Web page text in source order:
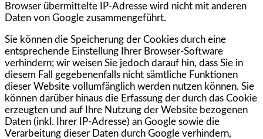
Browser übermittelte IP-Adresse wird nicht mit anderen
Daten von Google zusammengeführt.
Sie können die Speicherung der Cookies durch eine
entsprechende Einstellung Ihrer Browser-Software
verhindern; wir weisen Sie jedoch darauf hin, dass Sie in
diesem Fall gegebenenfalls nicht sämtliche Funktionen
dieser Website vollumfänglich werden nutzen können. Sie
können darüber hinaus die Erfassung der durch das Cookie
erzeugten und auf Ihre Nutzung der Website bezogenen
Daten (inkl. Ihrer IP-Adresse) an Google sowie die
Verarbeitung dieser Daten durch Google verhindern,